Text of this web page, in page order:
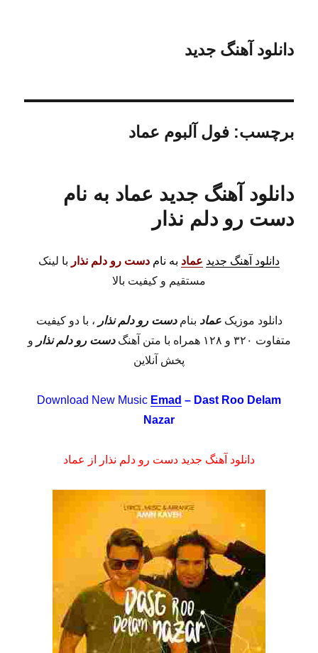
دانلود آهنگ جدید
برچسب:فول آلبوم عماد
دانلود آهنگ جدید عماد به نام
دست رو دلم نذار
دانلود آهنگ جدید عماد به نام دست رو دلم نذار با لینک
مستقیم و کیفیت بالا
دانلود موزیکعماد بنامدست رو دلم نذار ، با دو کیفیت
متفاوت ۳۲۰ و ۱۲۸ همراه با متن آهنگ
دست رو دلم نذار و
پخش آنلاین
Download New Music Emad – Dast Roo Delam
Nazar
دانلود آهنگ جدید دست رو دلم نذار از عماد